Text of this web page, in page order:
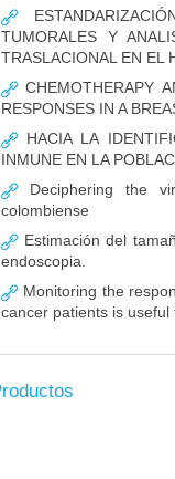
TUMORALES Y
TRASLACIONAL EN EL
CHEMOTHERAPY
RESPONSES IN A
HACIA LA
INMUNE EN LA
Deciphering the
colombiense
Estimación del
endoscopia.
Monitoring the
cancer patients is